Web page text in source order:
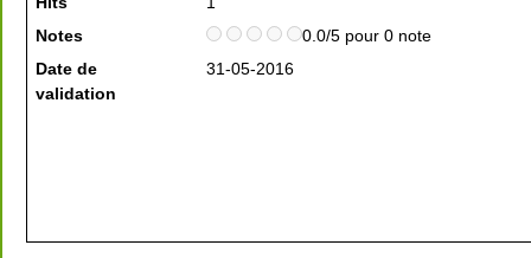
Notes
0.0/5 pour 0 note
Date de
validation
31-05-2016